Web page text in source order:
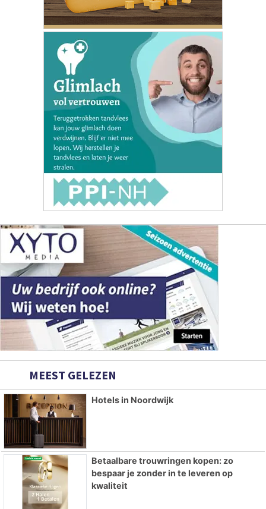
MEEST GELEZEN
Hotels in Noordwijk
Betaalbare trouwringen kopen: zo
bespaar je zonder in te leveren op
kwaliteit